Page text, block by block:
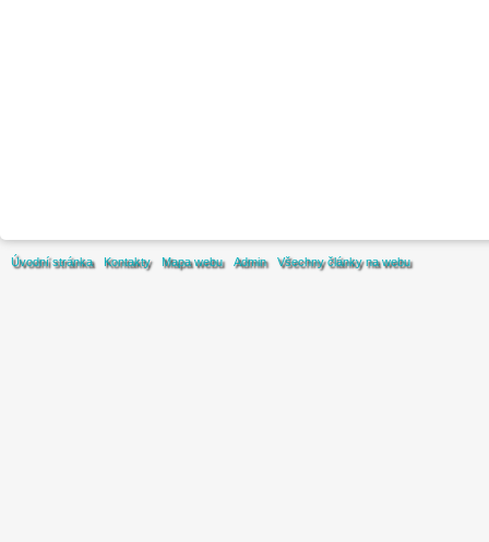
Úvodní stránka Kontakty Mapa webu Admin Všechny články na webu